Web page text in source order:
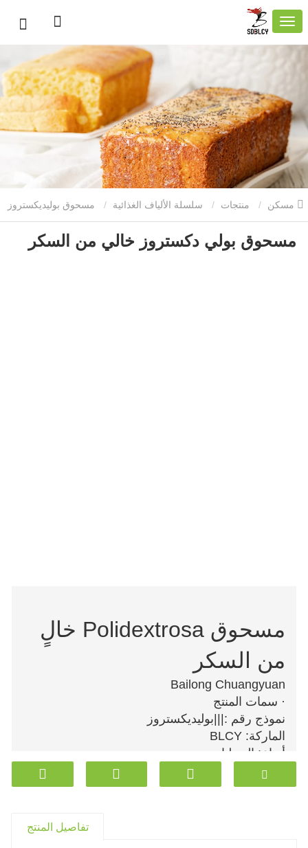
منتجات سلسلة الألياف الغذائية مسحوق بوليديكستروز
مسحوق الذرة بوليديكستروز مسحوق بولي دكستروز خالي من
مسحوق بولي دكستروز خالي من السكر
مسحوق Polidextrosa خالٍ
من السكر
Bailong Chuangyuan
· سمات المنتج
نموذج رقم :|||بوليديكستروز
الماركة: BLCY
أنواع: المحليات
القدرة على التوريد ومعلومات إضافية
التعبئة والتغليف: حقيبة
النقل: المحيطات ، البرية ، الجوية ، السريعتفاصيل المنتج